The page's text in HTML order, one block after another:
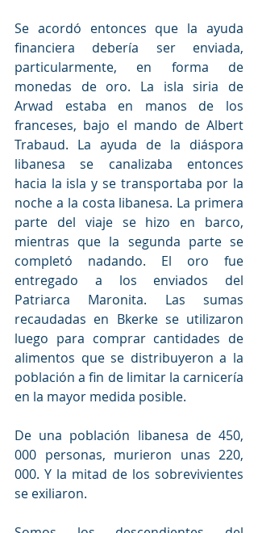
Se acordó entonces que la ayuda
financiera debería ser enviada,
particularmente, en forma de
monedas de oro. La isla siria de
Arwad estaba en manos de los
franceses, bajo el mando de Albert
Trabaud. La ayuda de la diáspora
libanesa se canalizaba entonces
hacia la isla y se transportaba por la
noche a la costa libanesa. La primera
parte del viaje se hizo en barco,
mientras que la segunda parte se
completó nadando. El oro fue
entregado a los enviados del
Patriarca Maronita. Las sumas
recaudadas en Bkerke se utilizaron
luego para comprar cantidades de
alimentos que se distribuyeron a la
población a fin de limitar la carnicería
en la mayor medida posible.
De una población libanesa de 450,
000 personas, murieron unas 220,
000. Y la mitad de los sobrevivientes
se exiliaron.